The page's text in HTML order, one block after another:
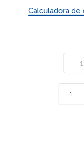
Calculadora de